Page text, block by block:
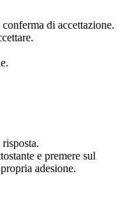
di accettazione.
e premere sul
adesione.